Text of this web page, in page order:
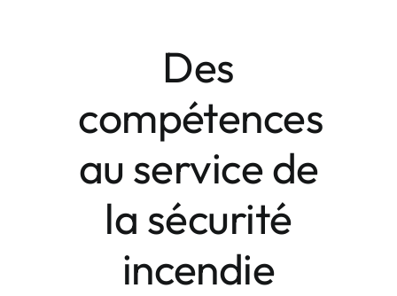
Des
compétences
au service de
la sécurité
incendie